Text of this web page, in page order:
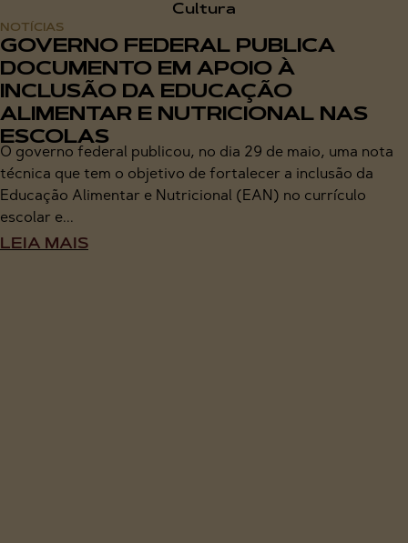
NOTÍCIAS
GOVERNO FEDERAL PUBLICA
DOCUMENTO EM APOIO À
INCLUSÃO DA EDUCAÇÃO
ALIMENTAR E NUTRICIONAL NAS
ESCOLAS
O governo federal publicou, no dia 29 de maio, uma nota
técnica que tem o objetivo de fortalecer a inclusão da
Educação Alimentar e Nutricional (EAN) no currículo
escolar e...
LEIA MAIS